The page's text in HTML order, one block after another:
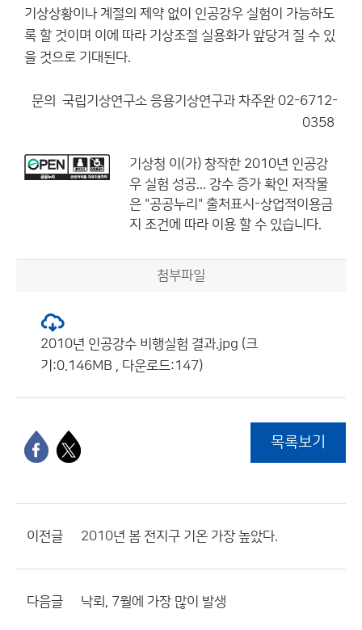
기상상황이나 계절의 제약 없이 인공강우 실험이 가능하도
록 할 것이며 이에 따라 기상조절 실용화가 앞당겨 질 수 있
을 것으로 기대된다.
문의 국립기상연구소 응용기상연구과 차주완 02-6712-
0358
기상청 이(가) 창작한 2010년 인공강
우 실험 성공... 강수 증가 확인 저작물
은 "공공누리" 출처표시-상업적이용금
지 조건에 따라 이용 할 수 있습니다.
첨부파일
2010년 인공강수 비행실험 결과.jpg (크
기:0.146MB , 다운로드:147)
목록보기
이전글 2010년 봄 전지구 기온 가장 높았다.
다음글 낙뢰, 7월에 가장 많이 발생